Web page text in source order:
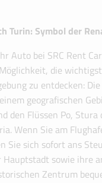
Turin: Symbol der
Auto bei SRC Rent
die
zu entdecken:
geografischen
den Flüssen Po, Stura
Wenn Sie am
Sie sich sofort ans
Hauptstadt sowie ihre
Zentrum